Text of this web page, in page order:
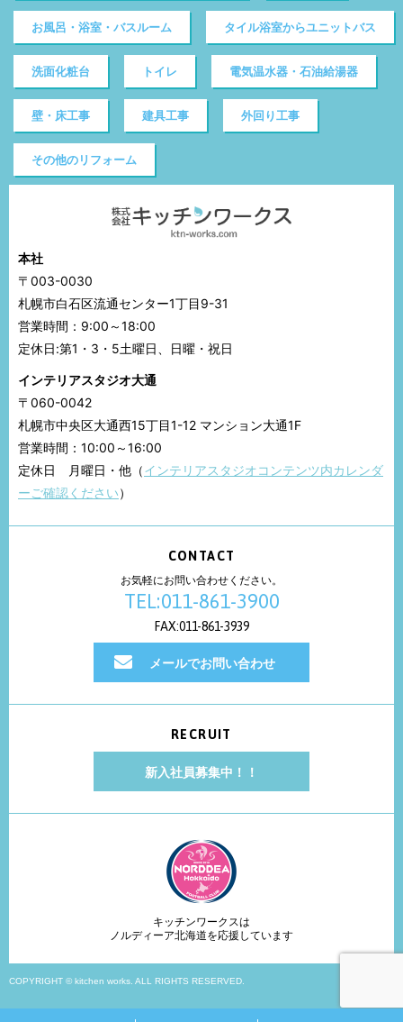
お風呂・浴室・バスルーム タイル浴室からユニットバス
洗面化粧台 トイレ 電気温水器・石油給湯器
壁・床工事 建具工事 外回り工事
その他のリフォーム
本社
〒003-0030
札幌市白石区流通センター1丁目9-31
営業時間：9:00～18:00
定休日:第1・3・5土曜日、日曜・祝日
インテリアスタジオ大通
〒060-0042
札幌市中央区大通西15丁目1-12 マンション大通1F
営業時間：10:00～16:00
定休日 月曜日・他（インテリアスタジオコンテンツ内カレンダ
ーご確認ください）
CONTACT
お気軽にお問い合わせください。
TEL:011-861-3900
FAX:011-861-3939
メールでお問い合わせ
RECRUIT
新入社員募集中！！
キッチンワークスは
ノルディーア北海道を応援しています
COPYRIGHT © kitchen works. ALL RIGHTS RESERVED.